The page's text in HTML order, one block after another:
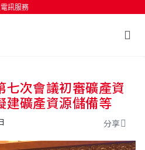
訊服務
入鍵開始搜尋
七次會議初審礦產資
礦產資源儲備等
分享